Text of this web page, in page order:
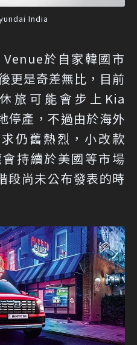
India
於自家韓國市
更是奇差無比，目前
旅可能會步上Kia
停產，不過由於海外
仍舊熱烈，小改款
持續於美國等市場
段尚未公布發表的時